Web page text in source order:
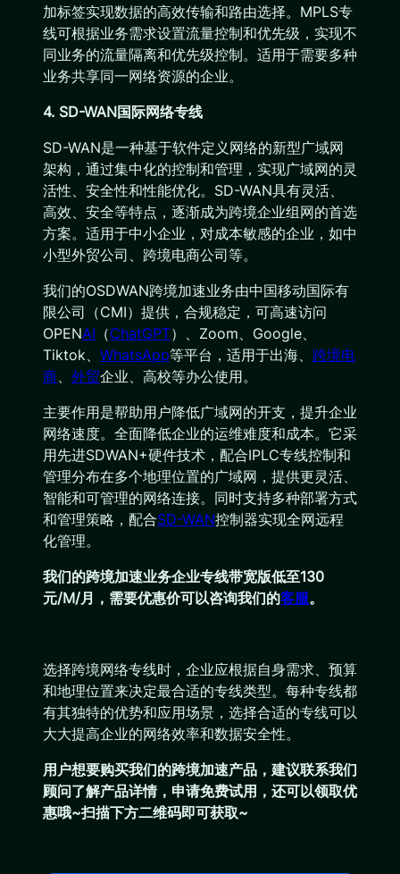
加标签实现数据的高效传输和路由选择。MPLS专
线可根据业务需求设置流量控制和优先级，实现不
同业务的流量隔离和优先级控制。适用于需要多种
业务共享同一网络资源的企业。
4. SD-WAN国际网络专线
SD-WAN是一种基于软件定义网络的新型广域网
架构，通过集中化的控制和管理，实现广域网的灵
活性、安全性和性能优化。SD-WAN具有灵活、
高效、安全等特点，逐渐成为跨境企业组网的首选
方案。适用于中小企业，对成本敏感的企业，如中
小型外贸公司、跨境电商公司等。
我们的OSDWAN跨境加速业务由中国移动国际有
限公司（CMI）提供，合规稳定，可高速访问
OPENAI （ChatGPT）、Zoom、Google、
Tiktok、 WhatsApp等平台，适用于出海、 跨境电
商、 外贸企业、高校等办公使用。
主要作用是帮助用户降低广域网的开支，提升企业
网络速度。全面降低企业的运维难度和成本。它采
用先进SDWAN+硬件技术，配合IPLC专线控制和
管理分布在多个地理位置的广域网，提供更灵活、
智能和可管理的网络连接。同时支持多种部署方式
和管理策略，配合SD-WAN控制器实现全网远程
化管理。
我们的跨境加速业务企业专线带宽版低至130
元/M/月，需要优惠价可以咨询我们的客服。
选择跨境网络专线时，企业应根据自身需求、预算
和地理位置来决定最合适的专线类型。每种专线都
有其独特的优势和应用场景，选择合适的专线可以
大大提高企业的网络效率和数据安全性。
用户想要购买我们的跨境加速产品 ，建议联系我们
顾问了解产品详情，申请免费试用，还可以领取优
惠哦~扫描下方二维码即可获取~